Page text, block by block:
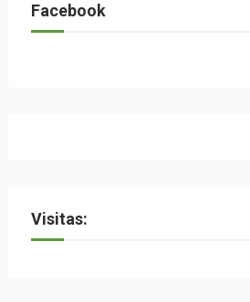
Facebook
Visitas: